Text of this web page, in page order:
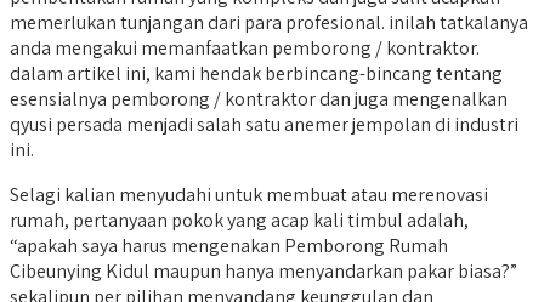
memerlukan tunjangan dari para profesional. inilah tatkalanya
anda mengakui memanfaatkan pemborong / kontraktor.
dalam artikel ini, kami hendak berbincang-bincang tentang
esensialnya pemborong / kontraktor dan juga mengenalkan
qyusi persada menjadi salah satu anemer jempolan di industri
ini.
Selagi kalian menyudahi untuk membuat atau merenovasi
rumah, pertanyaan pokok yang acap kali timbul adalah,
“apakah saya harus mengenakan Pemborong Rumah
Cibeunying Kidul maupun hanya menyandarkan pakar biasa?”
sekalipun per pilihan menyandang keunggulan dan